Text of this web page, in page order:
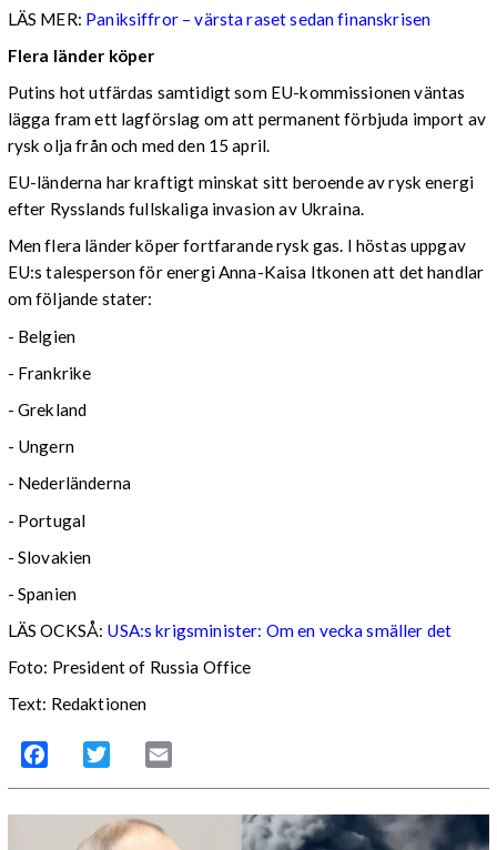
LÄS MER: Paniksiffror – värsta raset sedan finanskrisen
Flera länder köper
Putins hot utfärdas samtidigt som EU-kommissionen väntas
lägga fram ett lagförslag om att permanent förbjuda import av
rysk olja från och med den 15 april.
EU-länderna har kraftigt minskat sitt beroende av rysk energi
efter Rysslands fullskaliga invasion av Ukraina.
Men flera länder köper fortfarande rysk gas. I höstas uppgav
EU:s talesperson för energi Anna-Kaisa Itkonen att det handlar
om följande stater:
- Belgien
- Frankrike
- Grekland
- Ungern
- Nederländerna
- Portugal
- Slovakien
- Spanien
LÄS OCKSÅ: USA:s krigsminister: Om en vecka smäller det
Foto: President of Russia Office
Text: Redaktionen
Facebook Twitter